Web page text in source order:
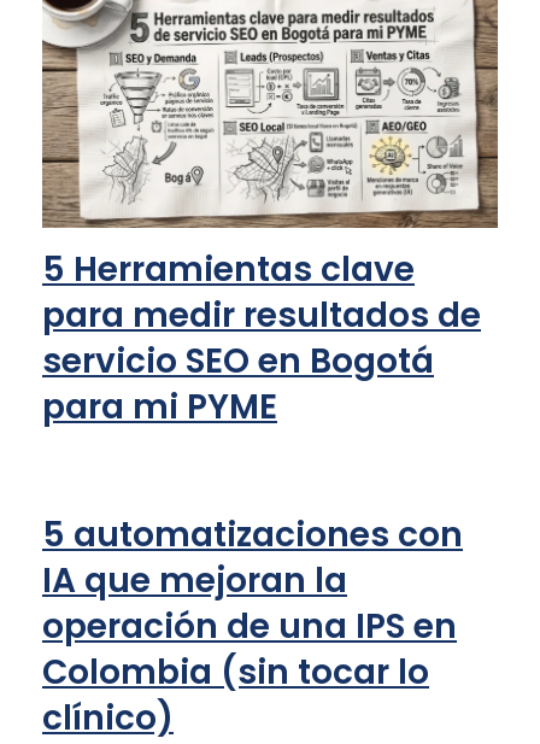
5 Herramientas clave
para medir resultados de
servicio SEO en Bogotá
para mi PYME
5 automatizaciones con
IA que mejoran la
operación de una IPS en
Colombia (sin tocar lo
clínico)